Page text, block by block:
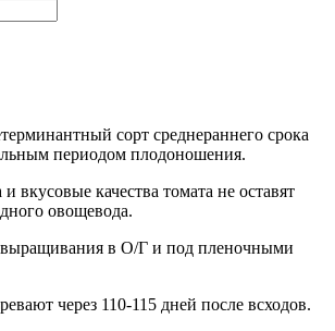
сорт среднераннего срока
периодом плодоношения.
вкусовые качества томата не оставят
овощевода.
выращивания в О/Г и под пленочными
через 110-115 дней после всходов.